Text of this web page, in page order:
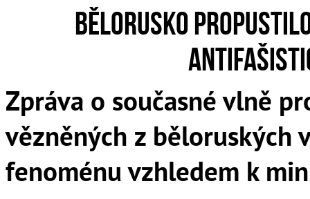
Bělorusko
Zpráva o současné vlně
vězněných z běloruských
fenoménu vzhledem k